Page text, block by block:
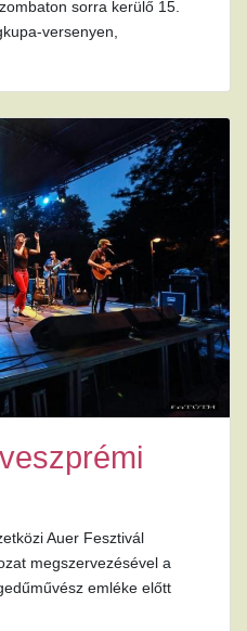
sorra kerülő 15.
versenyen,
Auer Fesztivál
megszervezésével a
emléke előtt